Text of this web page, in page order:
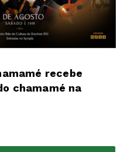
recebe
chamamé na